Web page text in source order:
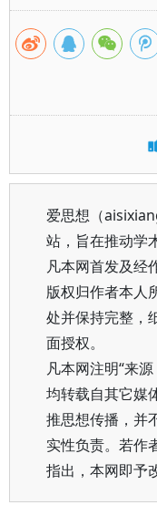
爱思想（
站，旨在推动学
凡本网首发及经
版权归作者本人
处并保持完整，
面授权。
凡本网注明“来
均转载自其它媒
推思想传播，并
实性负责。若作
指出，本网即予